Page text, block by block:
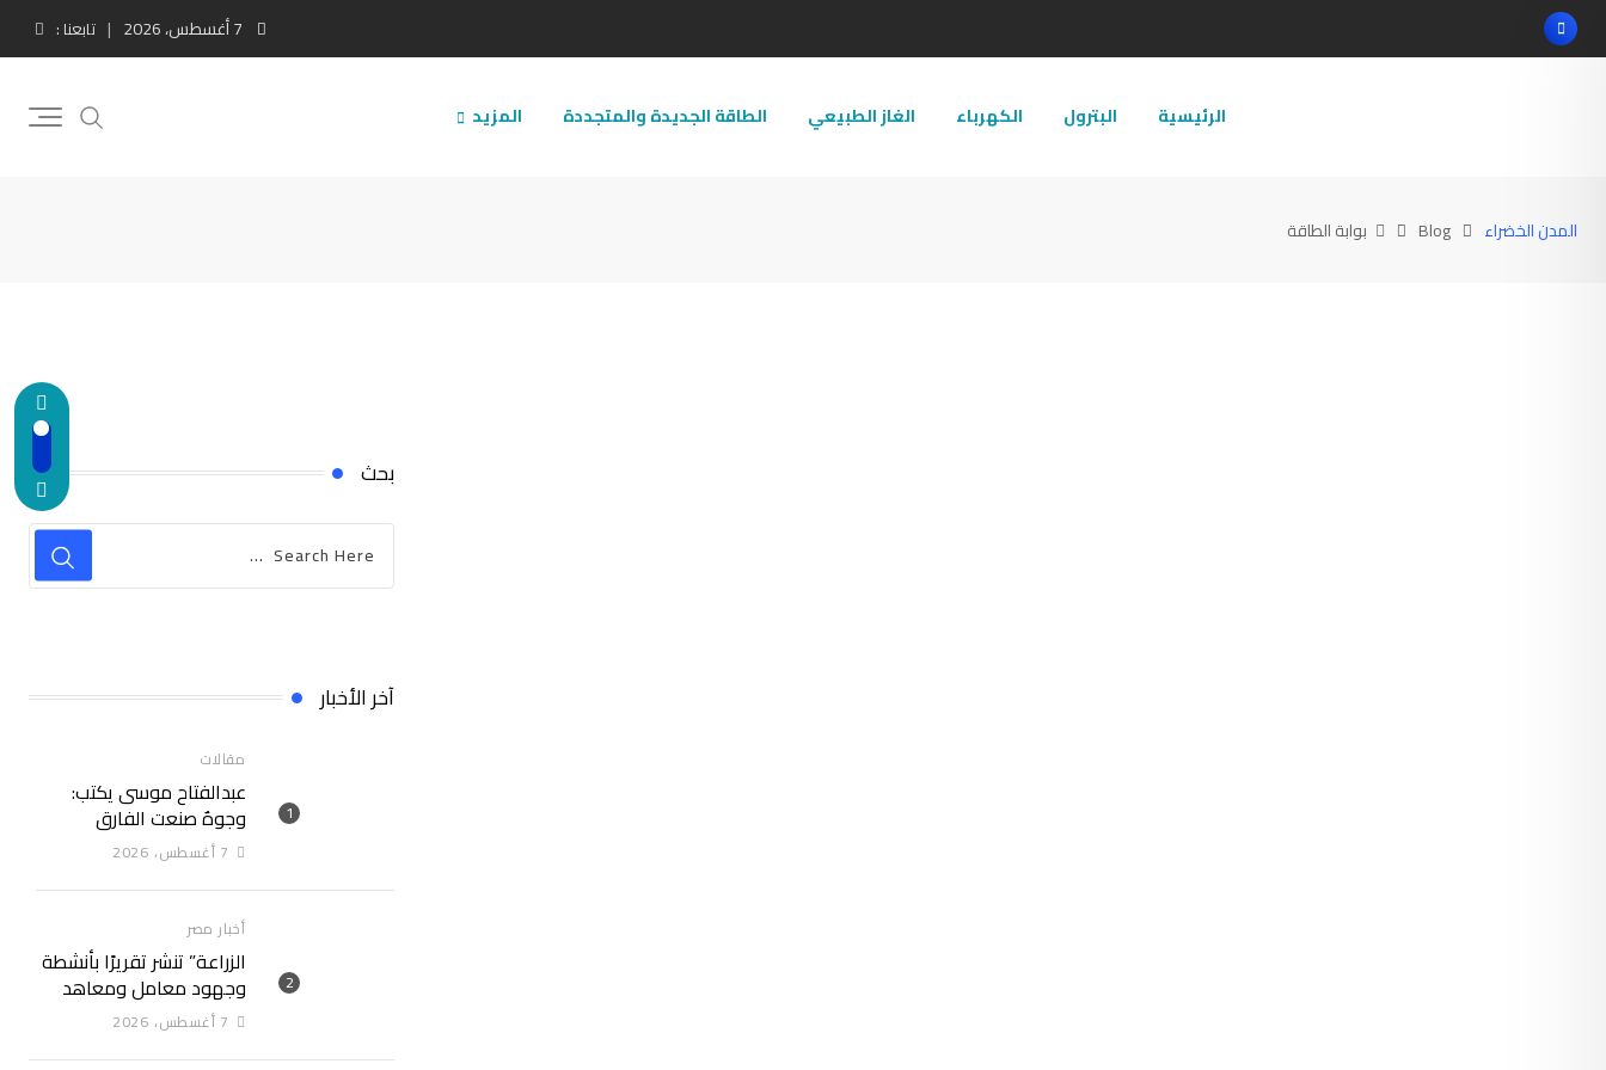
Skip
to
7 أغسطس، 2026 تابعنا :
الرئيسية البترول الكهرباء الغاز الطبيعي الطاقة الجديدة والمتجددة المزيد
المدن الخضراء Blog بوابة الطاقة
بحث
آخر الأخبار
مقالات
عبدالفتاح موسى يكتب:
وجوهٌ صنعت الفارق
7 أغسطس، 2026
أخبار مصر
الزراعة” تنشر تقريرًا بأنشطة
وجهود معامل ومعاهد
“البحوث الزراعية” خلال
الأسبوع الأول من أغسطس
7 أغسطس، 2026